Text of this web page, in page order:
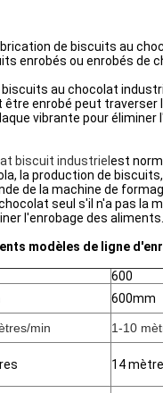
de biscuits au
enrobés ou enrobés de
biscuits au chocolat
être enrobé peut
vibrante pour
biscuit industriel est
la production de
de la machine de
seul s'il n'a pas la
l'enrobage des aliments.
modèles de ligne
600
600mm
min 1-10
14